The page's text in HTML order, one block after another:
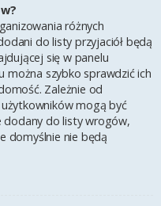
różnych
do listy przyjaciół będą
się w panelu
można szybko sprawdzić ich
Zależnie od
mogą być
dodany do listy wrogów,
domyślnie nie będą